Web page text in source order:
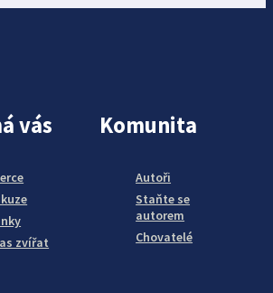
vás
zvířat
Komunita
Autoři
Staňte se
autorem
Chovatelé